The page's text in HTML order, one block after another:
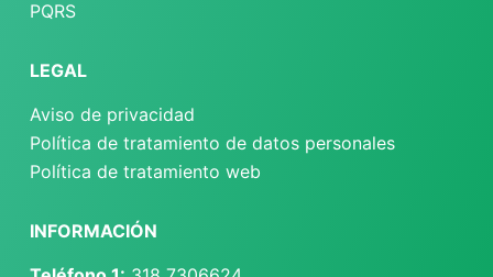
PQRS
LEGAL
Aviso de privacidad
Política de tratamiento de datos personales
Política de tratamiento web
INFORMACIÓN